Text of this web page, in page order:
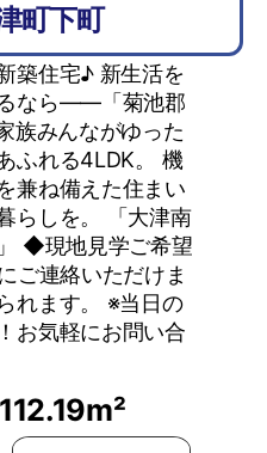
津町下町
築住宅♪ 新生活を
なら――「菊池郡
族みんながゆった
ふれる4LDK。 機
兼ね備えた住まい
らしを。 「大津南
◆現地見学ご希望
ご連絡いただけま
れます。 ※当日の
お気軽にお問い合
112.19m²